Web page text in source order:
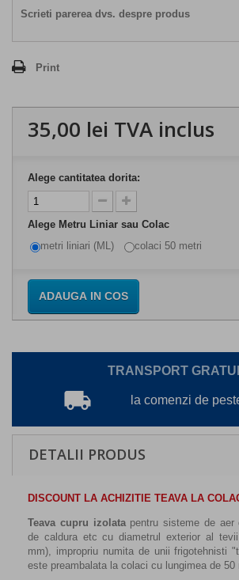
Scrieti parerea dvs. despre produs
Print
35,00 lei TVA inclus
Alege cantitatea dorita:
Alege Metru Liniar sau Colac
metri liniari (ML)
colaci 50 metri
ADAUGA IN COS
TRANSPORT
local_shipping la comenzi de
DETALII PRODUS
DISCOUNT LA ACHIZITIE TEAVA LA
Teava cupru izolatapentru sisteme de aer
de caldura etc cu diametrul exterior al
mm), impropriu numita de unii frigotehnisti
este preambalata la colaci cu lungimea de 50